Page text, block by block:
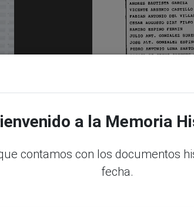
a la Memoria
contamos con los documentos
fecha.